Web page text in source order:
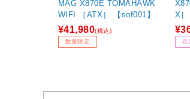
MAG X870E TOMAHAWK
WIFI ［ATX］ 【sof001】
¥41,980(税込)
数量限定
X］
在